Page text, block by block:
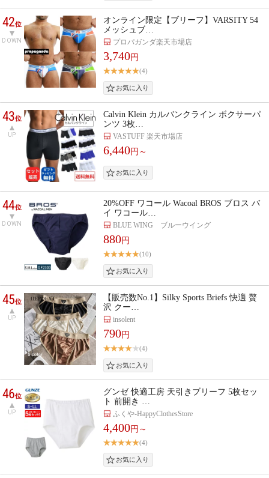
42位
DOWN
オンライン限定【ブリーフ】VARSITY 54
メッシュブ…
プロパガンダ楽天市場店
3,740円
(4)
43位
UP
Calvin Klein カルバンクライン ボクサーパ
ンツ 3枚…
VASTUFF 楽天市場店
6,440円～
44位
DOWN
20%OFF ワコール Wacoal BROS ブロス バ
イ ワコール…
BLUE WING ブルーウイング
880円
(10)
45位
UP
【販売数No.1】Silky Sports Briefs 快適 贅
沢 クー…
insolent
790円
(4)
46位
UP
グンゼ 快適工房 天引きブリーフ 5枚セッ
ト 前開き …
ふくや-HappyClothesStore
4,400円～
(4)